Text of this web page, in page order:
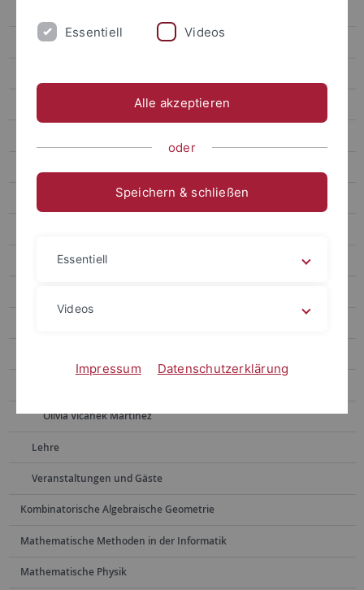
Geometrische Analysis, Differentialgeometrie und Relativitätstheorie
Prof. Dr. Carla Cederbaum
Dr. Rodrigo Avalos
Colin Kühner
Olivia Vicanek Martinez
Lehre
Veranstaltungen und Gäste
Kombinatorische Algebraische Geometrie
Mathematische Methoden in der Informatik
Mathematische Physik
Essentiell Videos
Alle akzeptieren
oder
Speichern & schließen
Essentiell
Videos
Impressum Datenschutzerklärung